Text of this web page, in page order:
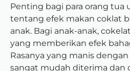
Penting bagi para orang
tentang efek makan coklat
anak. Bagi anak-anak,
yang memberikan efek
Rasanya yang manis
sangat mudah diterima dan